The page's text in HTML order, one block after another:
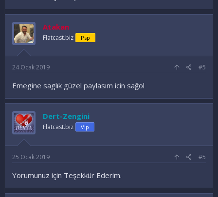
Atakan
Flatcast.biz Psp
24 Ocak 2019 #5
Emegine saglık güzel paylasım icin sağol
Dert-Zengini
Flatcast.biz Vip
25 Ocak 2019 #5
Yorumunuz için Teşekkür Ederim.